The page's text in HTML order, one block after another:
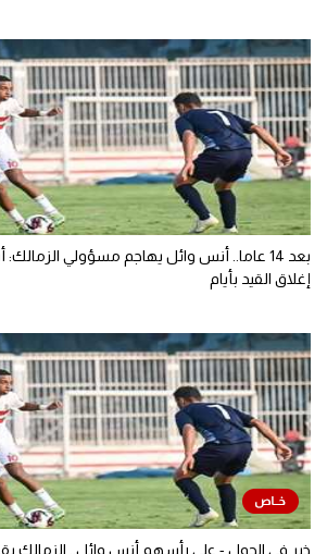
بعد 14 عاما.. أنس وائل يهاجم مسؤولي
إغلاق القيد بأيام
خبر في الجول - على رأسهم أنس وائل.. الزمالك